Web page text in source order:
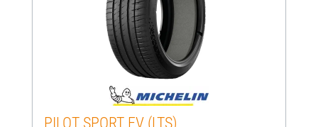
PILOT SPORT EV (LTS)